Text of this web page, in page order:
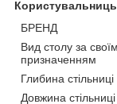
БРЕНД
Вид столу за своїм
призначенням
Глибина стільниці
Довжина стільниці